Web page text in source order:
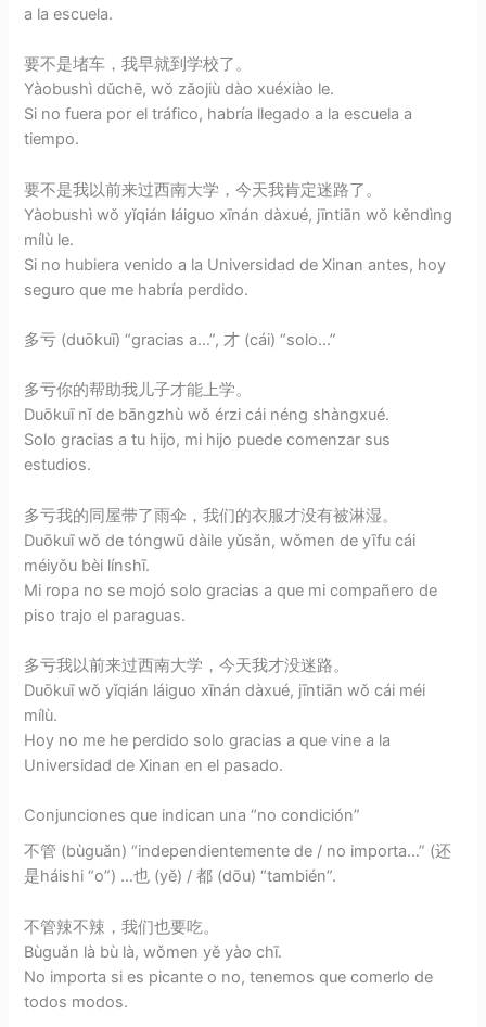
a la escuela.
要不是堵车，我早就到学校了。
Yàobushì dǔchē, wǒ zǎojiù dào xuéxiào le.
Si no fuera por el tráfico, habría llegado a la escuela a
tiempo.
要不是我以前来过西南大学，今天我肯定迷路了。
Yàobushì wǒ yǐqián láiguo xīnán dàxué, jīntiān wǒ kěndìng
mílù le.
Si no hubiera venido a la Universidad de Xinan antes, hoy
seguro que me habría perdido.
多亏 (duōkuī) “gracias a…”, 才 (cái) “solo…”
多亏你的帮助我儿子才能上学。
Duōkuī nǐ de bāngzhù wǒ érzi cái néng shàngxué.
Solo gracias a tu hijo, mi hijo puede comenzar sus
estudios.
多亏我的同屋带了雨伞，我们的衣服才没有被淋湿。
Duōkuī wǒ de tóngwū dàile yǔsǎn, wǒmen de yīfu cái
méiyǒu bèi línshī.
Mi ropa no se mojó solo gracias a que mi compañero de
piso trajo el paraguas.
多亏我以前来过西南大学，今天我才没迷路。
Duōkuī wǒ yǐqián láiguo xīnán dàxué, jīntiān wǒ cái méi
mílù.
Hoy no me he perdido solo gracias a que vine a la
Universidad de Xinan en el pasado.
Conjunciones que indican una “no condición”
不管 (bùguǎn) “independientemente de / no importa…” (还
是háishi “o”) …也 (yě) / 都 (dōu) “también”.
不管辣不辣，我们也要吃。
Bùguǎn là bù là, wǒmen yě yào chī.
No importa si es picante o no, tenemos que comerlo de
todos modos.